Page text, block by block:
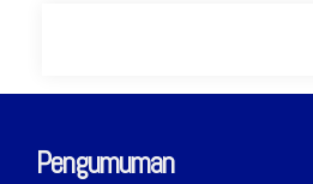
Pengumuman